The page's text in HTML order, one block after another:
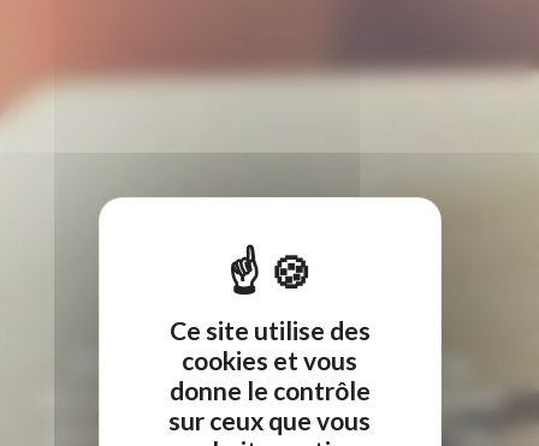
#actualite
Blue Select : L’expert de la
rénovation et de la réparation
pour l’habitat collectif et les
Ce site utilise des
cookies et vous
donne le contrôle
sur ceux que vous